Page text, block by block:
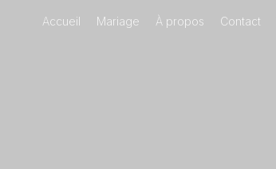
Accueil Mariage À propos Contact